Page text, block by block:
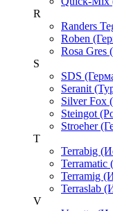
R
Randers
Roben
Rosa Gres
S
SDS
Seranit
Silver Fox
Steingot
Stroeher
T
Terrabig
Terramatic
Terramig
Terraslab
V